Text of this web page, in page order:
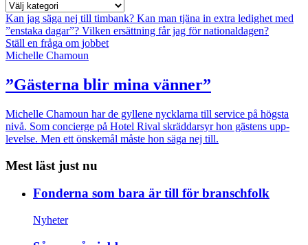
Kan jag säga nej till timbank? Kan man tjäna in extra ledighet med
”enstaka dagar”? Vilken ersättning får jag för nationaldagen?
Ställ en fråga om jobbet
Michelle Chamoun
”Gästerna blir mina vänner”
Michelle Chamoun har de gyllene nycklarna till service på högsta
nivå. Som concierge på Hotel Rival skräddarsyr hon gästens upp­
levelse. Men ett önskemål måste hon säga nej till.
Mest läst just nu
Fonderna som bara är till för branschfolk
Nyheter